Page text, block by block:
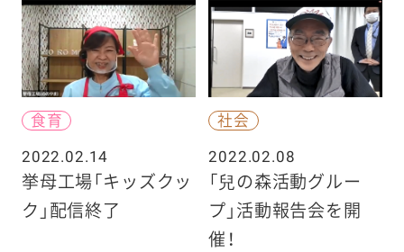
食育
2022.02.14
挙母工場「キッズクッ
ク」配信終了
社会
2022.02.08
「兒の森活動グルー
プ」活動報告会を開
催！